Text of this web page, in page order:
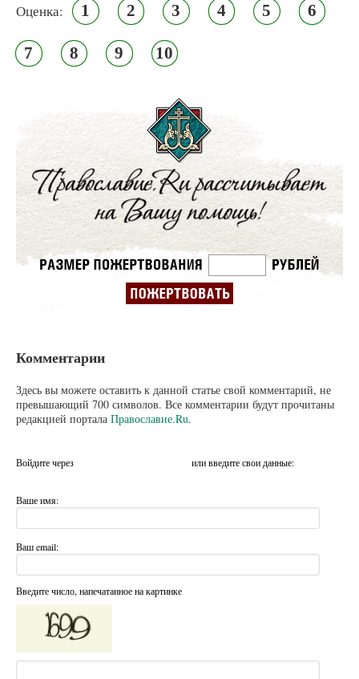
Оценка: 1 2 3 4 5 6
7 8 9 10
Комментарии
Здесь вы можете оставить к данной статье свой комментарий, не
превышающий 700 символов. Все комментарии будут прочитаны
редакцией портала Православие.Ru.
Войдите через или введите свои данные:
Ваше имя:
Ваш email:
Введите число, напечатанное на картинке